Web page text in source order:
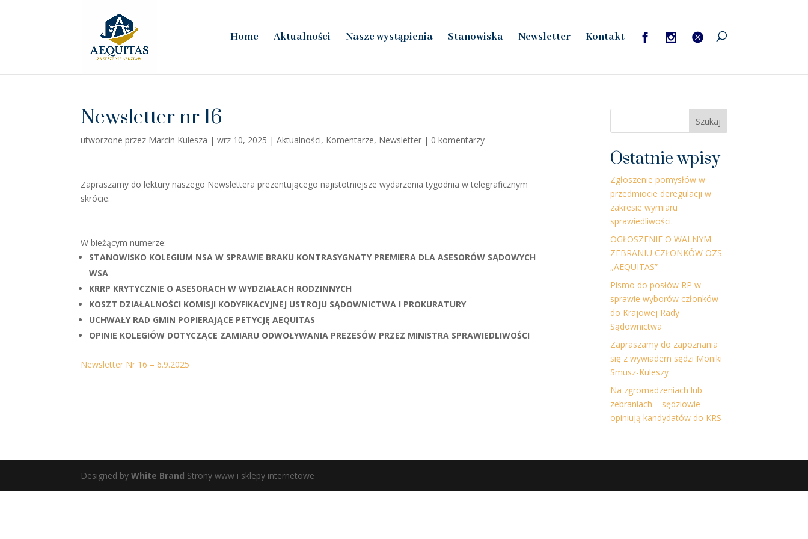
Home Aktualności Nasze wystąpienia Stanowiska Newsletter Kontakt
Newsletter nr 16
utworzone przez Marcin Kulesza |wrz 10, 2025 |Aktualności, Komentarze, Newsletter | 0 komentarzy
Zapraszamy do lektury naszego Newslettera prezentującego najistotniejsze wydarzenia tygodnia w telegraficznym
skrócie.
W bieżącym numerze:
STANOWISKO KOLEGIUM NSA W SPRAWIE BRAKU KONTRASYGNATY PREMIERA DLA ASESORÓW SĄDOWYCH
WSA
KRRP KRYTYCZNIE O ASESORACH W WYDZIAŁACH RODZINNYCH
KOSZT DZIAŁALNOŚCI KOMISJI KODYFIKACYJNEJ USTROJU SĄDOWNICTWA I PROKURATURY
UCHWAŁY RAD GMIN POPIERAJĄCE PETYCJĘ AEQUITAS
OPINIE KOLEGIÓW DOTYCZĄCE ZAMIARU ODWOŁYWANIA PREZESÓW PRZEZ MINISTRA SPRAWIEDLIWOŚCI
Newsletter Nr 16 – 6.9.2025
Szukaj
Ostatnie wpisy
Zgłoszenie pomysłów w
przedmiocie deregulacji w
zakresie wymiaru
sprawiedliwości.
OGŁOSZENIE O WALNYM
ZEBRANIU CZŁONKÓW OZS
„AEQUITAS”
Pismo do posłów RP w
sprawie wyborów członków
do Krajowej Rady
Sądownictwa
Zapraszamy do zapoznania
się z wywiadem sędzi Moniki
Smusz-Kuleszy
Na zgromadzeniach lub
zebraniach – sędziowie
opiniują kandydatów do KRS
Designed byWhite Brand Strony www i sklepy internetowe